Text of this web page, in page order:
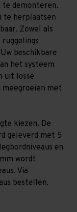
te demonteren.
te herplaatsen
Zowel als
beschikbare
het systeem
uit losse
meegroeien met
kiezen. De
geleverd met 5
en
wordt
Via
bestellen.